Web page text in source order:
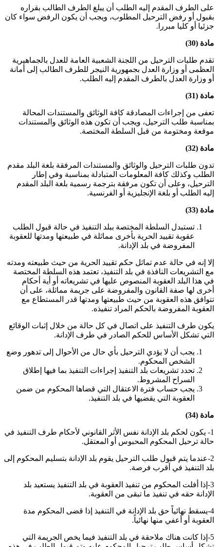
على الطرف المقدم إليه الطلب أن يبلغ الطرف الطالب بقراره
بقبول أو رفض الترحيل المطلوب، ويجب أن يكون الرفض سواء كان
جزئيا أو كليا مبررا .
مادة (30)
تقدم طلبات الترحيل من اللجنة الشعبية العامة للعدل بالجماهيرية
العظمى أو وزارة العدل بجمهورية النيجر للطرف الطالب إلى أمانة
أو وزارة العدل بالطرف المقدم إليه الطلب.
مادة (31)
تعفى من إجراءات المصادقة كافة الوثائق والمستندات المحالة
بمناسبة طلب الترحيل، ويجب أن تكون هذه الوثائق والمستندات
موقعة ومختومة من قبل السلطة المختصة.
مادة (32)
تدون طلبات الترحيل والوثائق والمستندات المرفقة بلغة البلد مقدم
الطلب وكذلك كافة المعلومات المتبادلة بمناسبة وفي إطار
الترحيل، وعلى أن تكون مرفقة بترجمة رسمية بلغة البلد المقدم
إليه الطلب أو بلغة الإنجليزية أو الفرنسية.
مادة (33)
تستبدل السلطة المختصة ببلد التنفيذ في حالة قبول الطلب
عقوبة تقييد الحرية بأخرى مماثلة في طبيعتها ومدتها للعقوبة
المفروضة في بلد الإدانة.
إلا إنه في حالة عدم تماثل حكم تقييد الحرية من حيث طبيعته ومدته
مع التشريعات النافذة في بلد التنفيذ، تعتمد هذه السلطة المختصة
في هذا البلد العقوبة المنصوص عليها في تشريعاته أو أية أحكام
أخرى لها صفة القانون والمفروضة على جريمة مماثلة، على أن
تتوافق هذه العقوبة من حيث طبيعتها ومدتها قدر المستطاع مع
العقوبة المفروضة بالحكم المراد تنفيذه.
يكون طرف التنفيذ على اتصال في كل حالة من خلال إثبات الوقائع
التي تشكل الأساس للحكم الصادر في طرف الإدانة.
يجب أن لا يؤدي الترحيل بأي حال من الأحوال إلى تدهور وضع
الشخص المحكوم.
تحدد تشريعات بلد التنفيذ إجراءات التنفيذ بما فيها إطلاق
السراح المشروط.
يجب حساب فترة الاعتقال التي قضاها المحكوم من ضمن
العقوبة التي يقضيها في بلد التنفيذ.
مادة (34)
1- يكون لحكم بلد الإدانة نفس الأثر القانوني لأحكام طرف التنفيذ في
حالة ترحيل المحكوم المحبوس أو المعتقل.
2-عندما يتم قبول طلب الترحيل يقوم بلد الإدانة بتسليم المحكوم إلى
بلد التنفيذ في أقرب فرصة.
3-إذا أفلت المحكوم من تنفيذ العقوبة في بلد التنفيذ يستعيد بلد
الإدانة حقه في تنفيذ ما تبقى من العقوبة.
4-يسقط نهائياً حق بلد الإدانة في التنفيذ إذا قضى المحكوم مدة
العقوبة أو أعفي منها نهائياً.
5-إذا كانت هناك ملاحقة في بلد التنفيذ فيما يخص الجريمة التي